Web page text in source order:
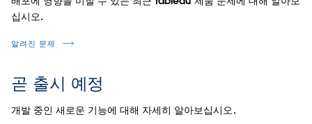
십시오.
알려진 문제
곧 출시 예정
개발 중인 새로운 기능에 대해 자세히 알아보십시오.